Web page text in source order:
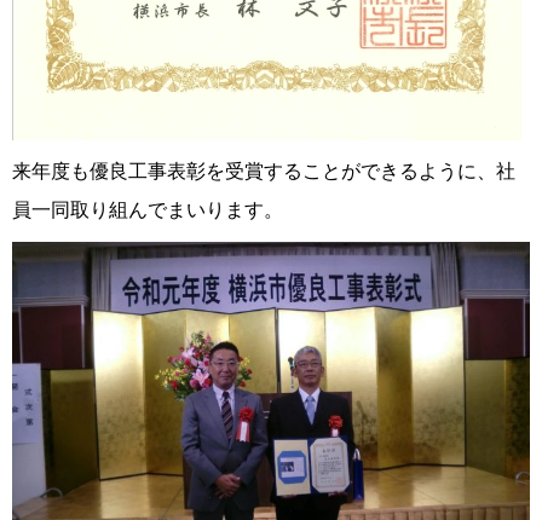
来年度も優良工事表彰を受賞することができるように、社
員一同取り組んでまいります。